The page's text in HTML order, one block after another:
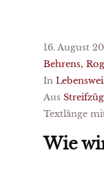
16. August
Behrens,
In
Aus
Textlänge
Wie